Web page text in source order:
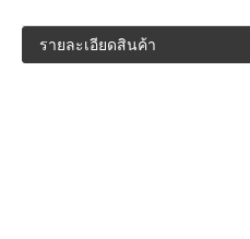
รายละเอียดสินค้า